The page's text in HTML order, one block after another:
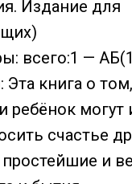
Издание для
всего:1 —
Эта книга о
ребёнок могут
счастье
простейшие и